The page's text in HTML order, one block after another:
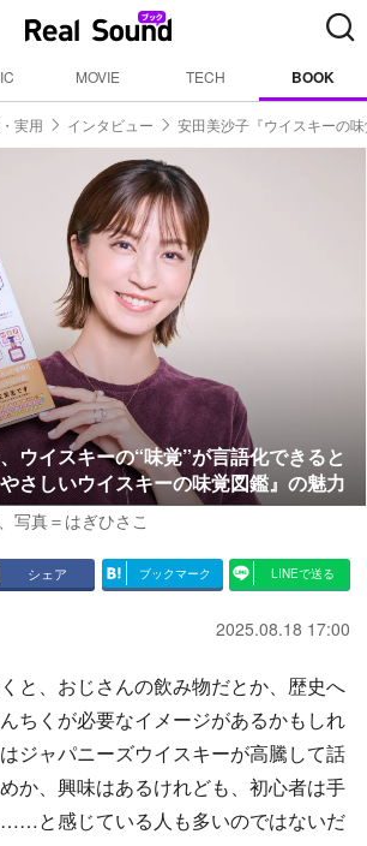
MOVIE TECH BOOK
実用 インタビュー 安田美沙子『ウイスキーの
ウイスキーの“味覚”が言語化できると
さしいウイスキーの味覚図鑑』の魅力
、 写真＝はぎひさこ
シェア ブックマーク LINEで送る
2025.08.18 17:00
と、おじさんの飲み物だとか、歴史へ
ちくが必要なイメージがあるかもしれ
ジャパニーズウイスキーが高騰して話
か、興味はあるけれども、初心者は手
と感じている人も多いのではないだ